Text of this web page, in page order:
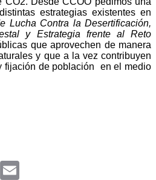
estrategias existentes en
Lucha Contra la Desertificación,
y Estrategia frente al Reto
que aprovechen de manera
y que a la vez contribuyen
fijación de población
en el medio
LinkedIn